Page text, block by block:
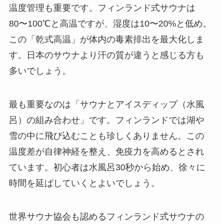
温度管理も重要です。フィンランド式サウナは
80〜100℃と高温ですが、湿度は10〜20%と低め。
この「乾式高温」が体内の毒素排出を最大化しま
す。日本のサウナより汗の質が違うと感じる方も
多いでしょう。
最も重要なのは「サウナとアイスディップ（水風
呂）の組み合わせ」です。フィンランドでは湖や
雪の中に飛び込むことも珍しくありません。この
温度差が自律神経を整え、免疫力を高めるとされ
ています。初心者は水風呂30秒から始め、徐々に
時間を延ばしていくとよいでしょう。
世界サウナ協会も認めるフィンランド式サウナの